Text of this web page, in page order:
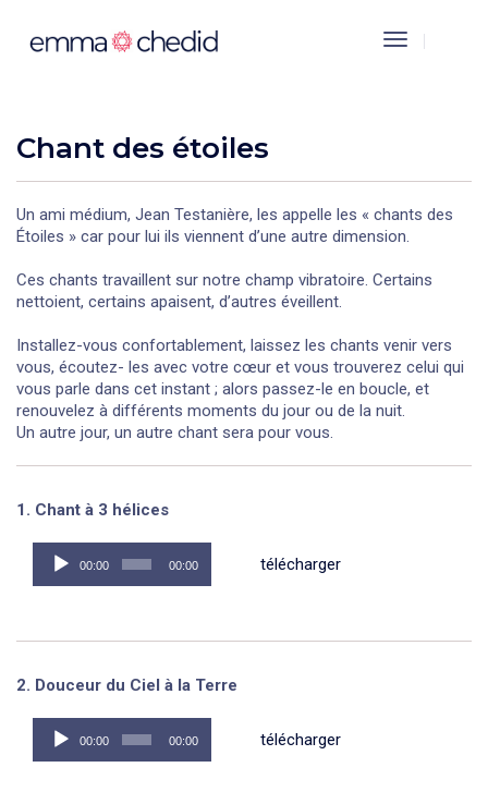
Toggle
Chant des étoiles
Un ami médium, Jean Testanière, les appelle les « chants des
Étoiles » car pour lui ils viennent d’une autre dimension.
Ces chants travaillent sur notre champ vibratoire. Certains
nettoient, certains apaisent, d’autres éveillent.
Installez-vous confortablement, laissez les chants venir vers
vous, écoutez- les avec votre cœur et vous trouverez celui qui
vous parle dans cet instant ; alors passez-le en boucle, et
renouvelez à différents moments du jour ou de la nuit.
Un autre jour, un autre chant sera pour vous.
1. Chant à 3 hélices
00:00 00:00 télécharger
2. Douceur du Ciel à la Terre
00:00 00:00 télécharger